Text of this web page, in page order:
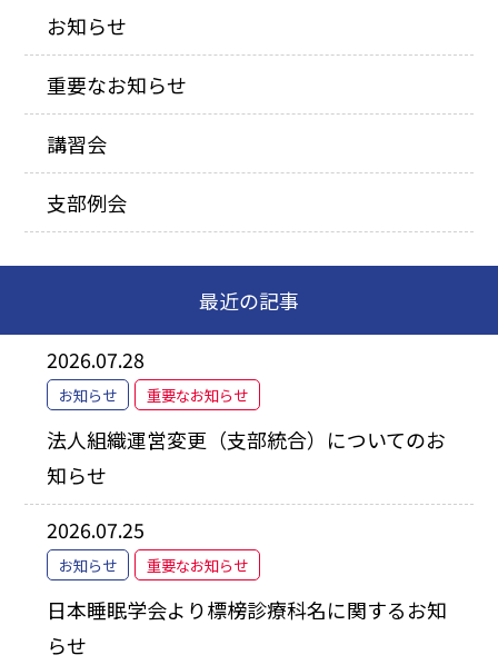
お知らせ
重要なお知らせ
講習会
支部例会
最近の記事
2026.07.28
お知らせ 重要なお知らせ
法人組織運営変更（支部統合）についてのお
知らせ
2026.07.25
お知らせ 重要なお知らせ
日本睡眠学会より標榜診療科名に関するお知
らせ